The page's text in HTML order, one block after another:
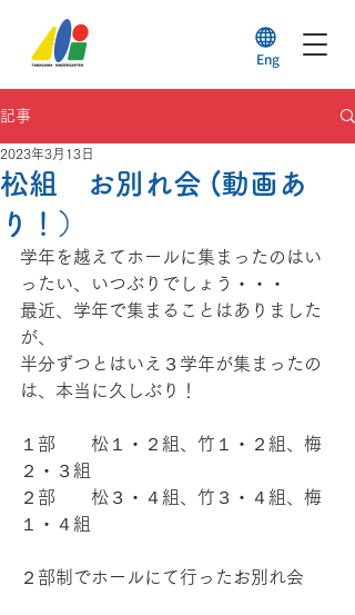
Eng
記事
松組 お別れ会 (動画あ
り！）
2023年3月13日
学年を越えてホールに集まったのはい
ったい、いつぶりでしょう・・・
最近、学年で集まることはありました
が、
半分ずつとはいえ３学年が集まったの
は、本当に久しぶり！
１部　　松１・２組、竹１・２組、梅
２・３組
２部　　松３・４組、竹３・４組、梅
１・４組
２部制でホールにて行ったお別れ会